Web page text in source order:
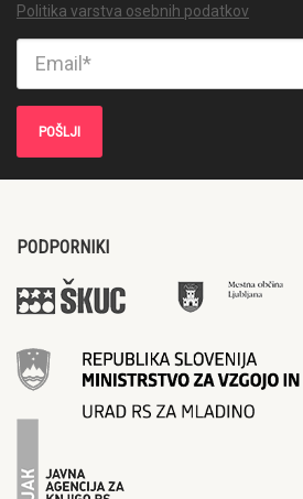
Politika varstva osebnih podatkov
PODPORNIKI